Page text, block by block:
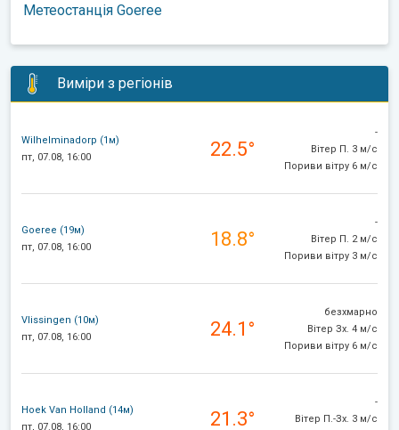
Метеостанція Goeree
Виміри з регіонів
Wilhelminadorp (1м)
пт, 07.08, 16:00
22.5°
-
Вітер П. 3 м/с
Пориви вітру 6 м/с
Goeree (19м)
пт, 07.08, 16:00
18.8°
-
Вітер П. 2 м/с
Пориви вітру 3 м/с
Vlissingen (10м)
пт, 07.08, 16:00
24.1°
безхмарно
Вітер Зх. 4 м/с
Пориви вітру 6 м/с
Hoek Van Holland (14м)
пт, 07.08, 16:00
21.3°
-
Вітер П.-Зх. 3 м/с